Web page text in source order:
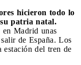
hicieron todo lo
patria natal.
en Madrid unas
de España. Los
estación del tren de